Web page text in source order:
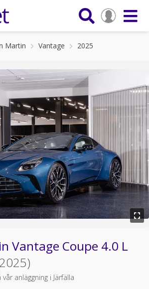
Martin Vantage 2025
Vantage Coupe 4.0 L
anläggning i Järfälla